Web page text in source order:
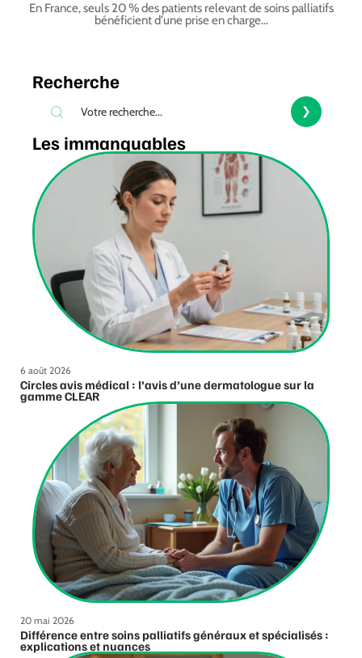
En France, seuls 20 % des patients relevant de soins palliatifs
bénéficient d'une prise en charge…
Recherche
Les immanquables
6 août 2026
Circles avis médical : l’avis d’une dermatologue sur la
gamme CLEAR
20 mai 2026
Différence entre soins palliatifs généraux et spécialisés :
explications et nuances